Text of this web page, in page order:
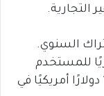
للاشتراك السنوي.
دولارًا شهريًا للمستخدم
والتي تدعم ما يصل إلى 5 حسابات و148 دولارًا أمريكيًا في